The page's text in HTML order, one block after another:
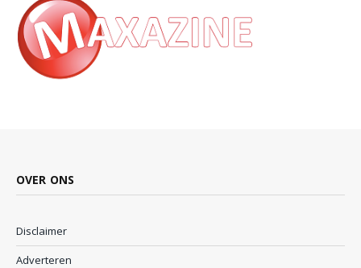
OVER ONS
Disclaimer
Adverteren